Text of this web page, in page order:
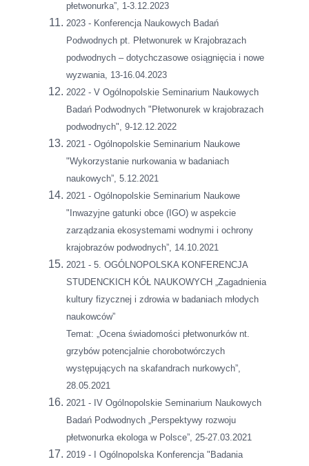
płetwonurka”, 1-3.12.2023
2023 - Konferencja Naukowych Badań
Podwodnych pt. Płetwonurek w Krajobrazach
podwodnych – dotychczasowe osiągnięcia i nowe
wyzwania, 13-16.04.2023
2022 - V Ogólnopolskie Seminarium Naukowych
Badań Podwodnych "Płetwonurek w krajobrazach
podwodnych", 9-12.12.2022
2021 - Ogólnopolskie Seminarium Naukowe
"Wykorzystanie nurkowania w badaniach
naukowych”, 5.12.2021
2021 - Ogólnopolskie Seminarium Naukowe
"Inwazyjne gatunki obce (IGO) w aspekcie
zarządzania ekosystemami wodnymi i ochrony
krajobrazów podwodnych”, 14.10.2021
2021 - 5. OGÓLNOPOLSKA KONFERENCJA
STUDENCKICH KÓŁ NAUKOWYCH „Zagadnienia
kultury fizycznej i zdrowia w badaniach młodych
naukowców”
Temat: „Ocena świadomości płetwonurków nt.
grzybów potencjalnie chorobotwórczych
występujących na skafandrach nurkowych”,
28.05.2021
2021 - IV Ogólnopolskie Seminarium Naukowych
Badań Podwodnych „Perspektywy rozwoju
płetwonurka ekologa w Polsce”, 25-27.03.2021
2019 - I Ogólnopolska Konferencja "Badania